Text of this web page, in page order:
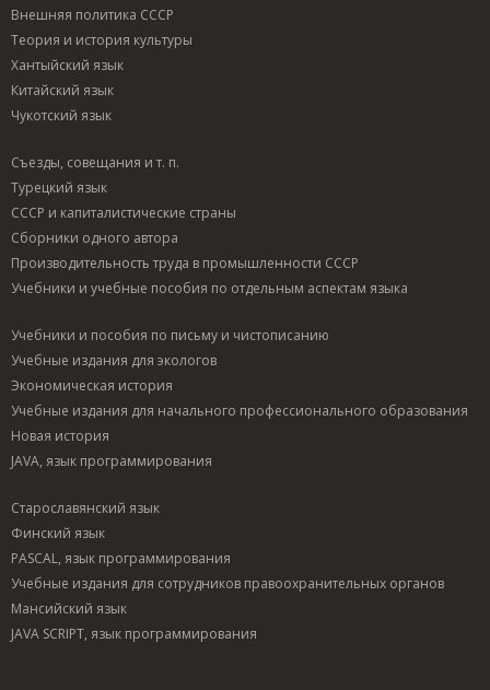
Внешняя политика СССР
Теория и история культуры
Хантыйский язык
Китайский язык
Чукотский язык
Съезды, совещания и т. п.
Турецкий язык
СССР и капиталистические страны
Сборники одного автора
Производительность труда в промышленности СССР
Учебники и учебные пособия по отдельным аспектам языка
Учебники и пособия по письму и чистописанию
Учебные издания для экологов
Экономическая история
Учебные издания для начального профессионального образования
Новая история
JAVA, язык программирования
Старославянский язык
Финский язык
PASCAL, язык программирования
Учебные издания для сотрудников правоохранительных органов
Мансийский язык
JAVA SCRIPT, язык программирования